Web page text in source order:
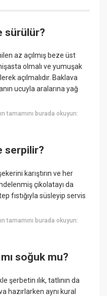
sürülür?
az açılmış beze üst
olmalı ve yumuşak
açılmalıdır. Baklava
ucuyla aralarına yağ
tamamını burada okuyun:
serpilir?
karıştırın ve her
çikolatayı da
fıstığıyla süsleyip servis
tamamını burada okuyun:
soğuk mu?
şerbetin ılık, tatlının da
hazırlarken aynı kural